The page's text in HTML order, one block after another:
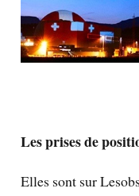
Les prises de
Elles sont sur